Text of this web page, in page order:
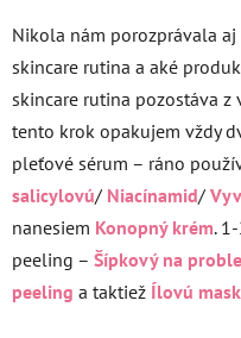
Nikola nám porozprávala
skincare rutina a aké
skincare rutina pozostáva z
tento krok opakujem vždy
pleťové sérum – ráno
salicylovú/ Niacínamid/
nanesiem Konopný krém.
peeling – Šípkový na
peeling a taktiež Ílovú